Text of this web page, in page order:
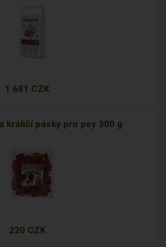
1 681 CZK
králičí pásky pro psy 300 g
220 CZK